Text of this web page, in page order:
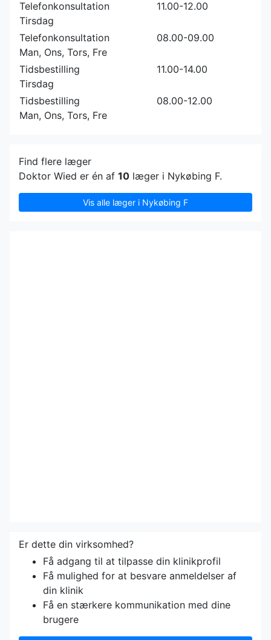
Telefonkonsultation
11.00-12.00
Tirsdag
Telefonkonsultation
08.00-09.00
Man, Ons, Tors, Fre
Tidsbestilling
11.00-14.00
Tirsdag
Tidsbestilling
08.00-12.00
Man, Ons, Tors, Fre
Find flere læger
Doktor Wied er én af 10 læger i Nykøbing F.
Vis alle læger i Nykøbing F
Er dette din virksomhed?
Få adgang til at tilpasse din klinikprofil
Få mulighed for at besvare anmeldelser af
din klinik
Få en stærkere kommunikation med dine
brugere